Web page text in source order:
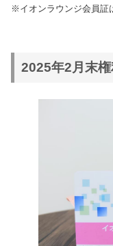
1,000株以上
2,000株以上
イオンラウンジ会員証
200株以上：1
※イオンラウンジ会員証
2025年2月末